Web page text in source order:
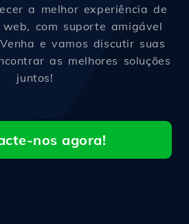
a melhor experiência de
com suporte amigável
e vamos discutir suas
as melhores soluções
juntos!
nos agora!